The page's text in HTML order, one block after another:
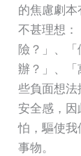
的焦慮劇
不甚理想
險？」、
辦？」、
些負面想
安全感，
怕，驅使我
事物。